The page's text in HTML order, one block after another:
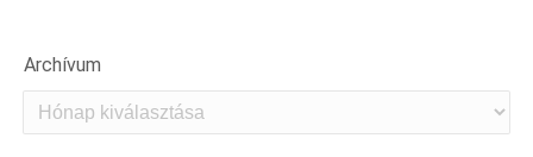
Archívum
Archívum